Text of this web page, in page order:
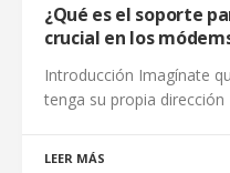
¿Qué es el soporte
crucial en los
Introducción Imagínate
tenga su propia dirección
LEER MÁS